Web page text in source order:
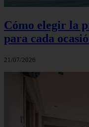
Cómo elegir la
para cada
21/07/2026